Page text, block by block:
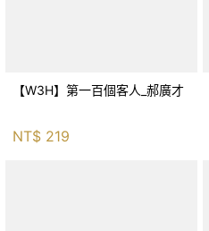
【W3H】第一百個客人_郝廣才
NT$ 219